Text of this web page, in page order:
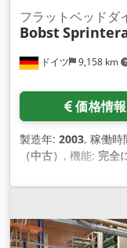
ドイツ 9,158 km
フラットベッドダ
Bobst
価格情報
製造年: 2003, 稼働時
（中古） , 機能: 完全